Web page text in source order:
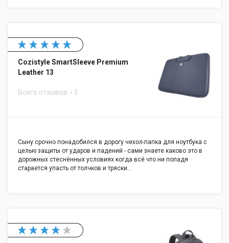
Cozistyle SmartSleeve Premium
Leather 13
Всего отзывов 3
Сыну срочно понадобился в дорогу чехол-папка для ноутбука с
целью защиты от ударов и падений - сами знаете каково это в
дорожных стеснённых условиях когда всё что ни попадя
старается упасть от толчков и тряски…